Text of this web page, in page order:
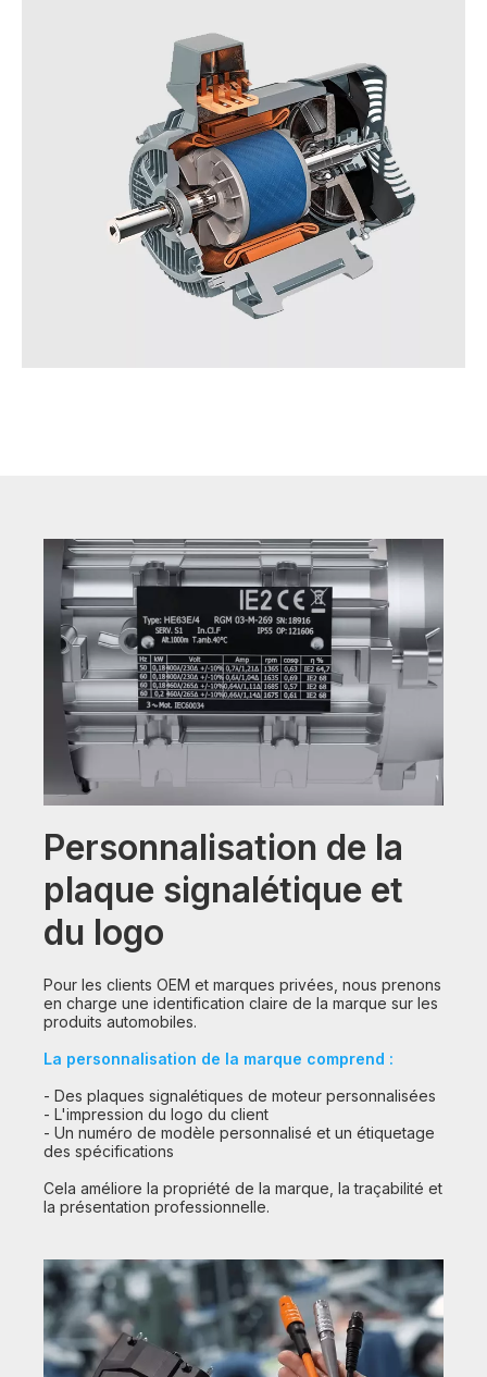
Personnalisation de la
plaque signalétique et
du logo
Pour les clients OEM et marques privées, nous prenons
en charge une identification claire de la marque sur les
produits automobiles.
La personnalisation de la marque comprend :
- Des plaques signalétiques de moteur personnalisées
- L'impression du logo du client
- Un numéro de modèle personnalisé et un étiquetage
des spécifications
Cela améliore la propriété de la marque, la traçabilité et
la présentation professionnelle.